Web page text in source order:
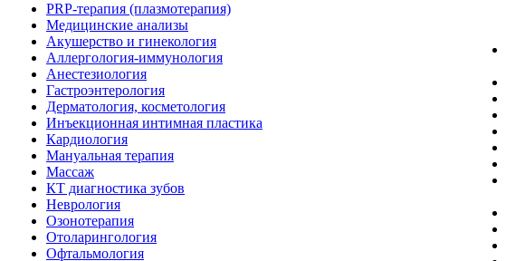
PRP-терапия (плазмотерапия)
Медицинские анализы
Акушерство и гинекология
Аллергология-иммунология
Анестезиология
Гастроэнтерология
Дерматология, косметология
Инъекционная интимная пластика
Кардиология
Мануальная терапия
Массаж
КТ диагностика зубов
Неврология
Озонотерапия
Отоларингология
Офтальмология